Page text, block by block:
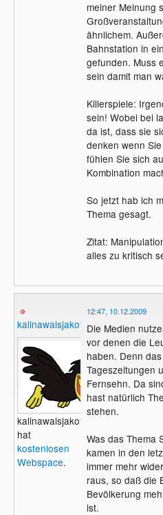
meiner Meinung
ähnlichem.
Bahnstation in
gefunden. Muss
sein damit man
Killerspiele:
sein! Wobei bei
da ist, dass sie
denken wenn
fühlen Sie sich
Kombination
So jetzt hab ich
Thema gesagt.
Zitat:
alles zu kritisch
kalinawalsjakoff
kalinawalsjakoff
hat
kostenlosen
Webspace.
12:47, 10.12.2009
Die Medien
vor denen die
haben. Denn
Tageszeitungen
Fernsehn. Da
hast natürlich
stehen.
Was das Thema
kamen in den
immer mehr
raus, so daß die
Bevölkerung
ist.